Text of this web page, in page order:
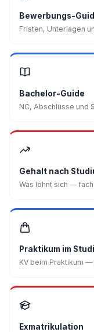
Bewerbungs-
Fristen, Unterlagen
Bachelor-Guide
NC, Abschlüsse und
Gehalt nach
Was lohnt sich —
Praktikum im
KV beim Praktikum
Exmatrikulation